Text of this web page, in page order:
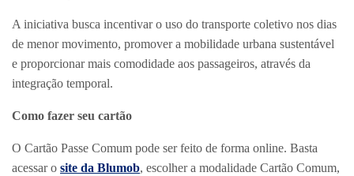
A iniciativa busca incentivar o uso do transporte coletivo nos dias
de menor movimento, promover a mobilidade urbana sustentável
e proporcionar mais comodidade aos passageiros, através da
integração temporal.
Como fazer seu cartão
O Cartão Passe Comum pode ser feito de forma online. Basta
acessar o site da Blumob, escolher a modalidade Cartão Comum,